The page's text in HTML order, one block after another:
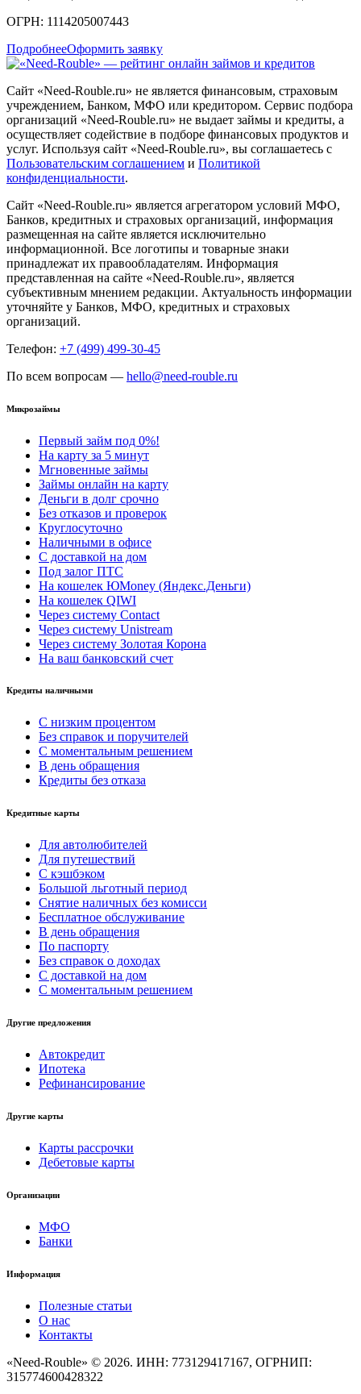
ОГРН: 1114205007443
ПодробнееОформить заявку
Сайт «Need-Rouble.ru» не является финансовым, страховым
учреждением, Банком, МФО или кредитором. Сервис подбора
организаций «Need-Rouble.ru» не выдает займы и кредиты, а
осуществляет содействие в подборе финансовых продуктов и
услуг. Используя сайт «Need-Rouble.ru», вы соглашаетесь с
Пользовательским соглашением и Политикой
конфиденциальности.
Сайт «Need-Rouble.ru» является агрегатором условий МФО,
Банков, кредитных и страховых организаций, информация
размещенная на сайте является исключительно
информационной. Все логотипы и товарные знаки
принадлежат их правообладателям. Информация
представленная на сайте «Need-Rouble.ru», является
субъективным мнением редакции. Актуальность информации
уточняйте у Банков, МФО, кредитных и страховых
организаций.
Телефон: +7 (499) 499-30-45
По всем вопросам — hello@need-rouble.ru
Микрозаймы
Первый займ под 0%!
На карту за 5 минут
Мгновенные займы
Займы онлайн на карту
Деньги в долг срочно
Без отказов и проверок
Круглосуточно
Наличными в офисе
С доставкой на дом
Под залог ПТС
На кошелек ЮMoney (Яндекс.Деньги)
На кошелек QIWI
Через систему Contact
Через систему Unistream
Через систему Золотая Корона
На ваш банковский счет
Кредиты наличными
С низким процентом
Без справок и поручителей
С моментальным решением
В день обращения
Кредиты без отказа
Кредитные карты
Для автолюбителей
Для путешествий
С кэшбэком
Большой льготный период
Снятие наличных без комисси
Бесплатное обслуживание
В день обращения
По паспорту
Без справок о доходах
С доставкой на дом
С моментальным решением
Другие предложения
Автокредит
Ипотека
Рефинансирование
Другие карты
Карты рассрочки
Дебетовые карты
Организации
МФО
Банки
Информация
Полезные статьи
О нас
Контакты
«Need-Rouble» © 2026. ИНН: 773129417167, ОГРНИП:
315774600428322